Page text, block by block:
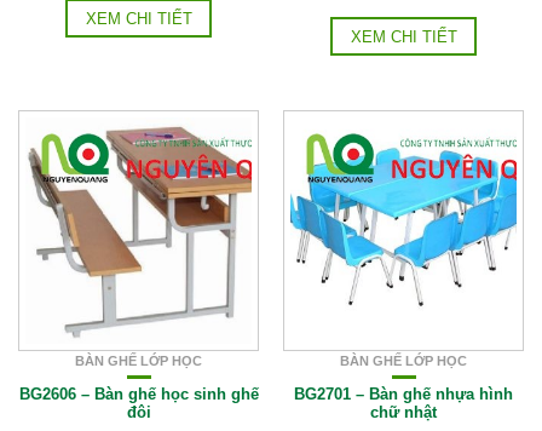
XEM CHI TIẾT
XEM CHI TIẾT
BÀN GHẾ LỚP HỌC
BG2606 – Bàn ghế học sinh ghế
đôi
BÀN GHẾ LỚP HỌC
BG2701 – Bàn ghế nhựa hình
chữ nhật